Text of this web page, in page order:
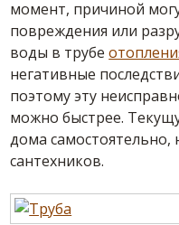
момент, причиной
повреждения или
воды в трубе
негативные
поэтому эту
можно быстрее.
дома
сантехников.